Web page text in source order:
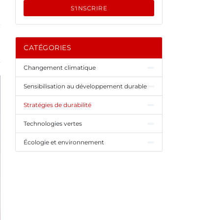
S'INSCRIRE
CATÉGORIES
Changement climatique
Sensibilisation au développement durable
Stratégies de durabilité
Technologies vertes
Écologie et environnement